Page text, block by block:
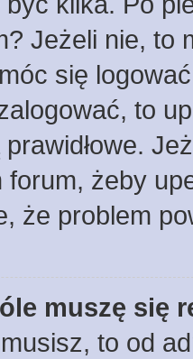
Jeżeli nie, to
się
to
prawidłowe.
żeby
że problem
muszę się
to od